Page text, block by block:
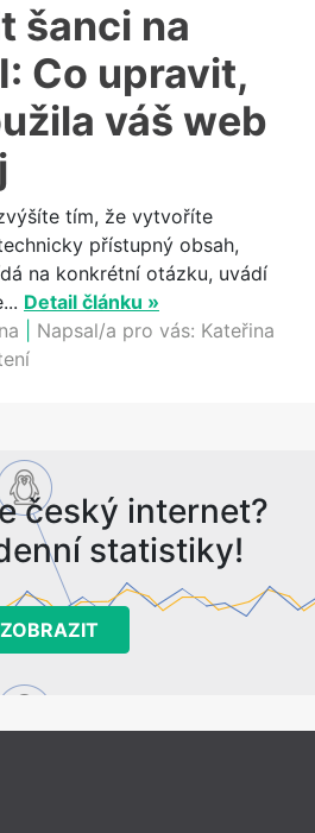
šanci na
Co upravit,
váš web
tím, že vytvoříte
přístupný obsah,
na konkrétní otázku, uvádí
Detail článku »
Napsal/a pro vás: Kateřina
český internet?
statistiky!
ZOBRAZIT